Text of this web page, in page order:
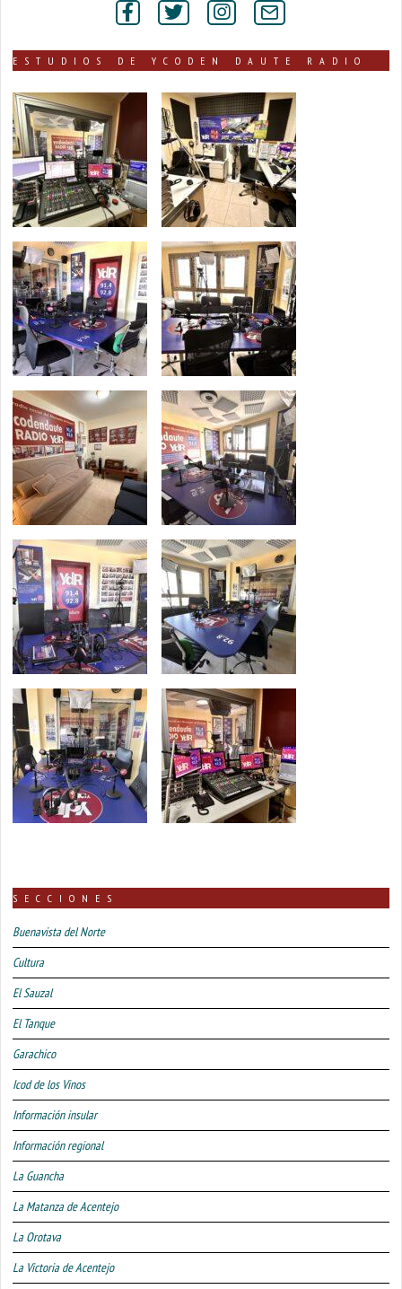
ESTUDIOS DE YCODEN DAUTE RADIO
SECCIONES
Buenavista del Norte
Cultura
El Sauzal
El Tanque
Garachico
Icod de los Vinos
Información insular
Información regional
La Guancha
La Matanza de Acentejo
La Orotava
La Victoria de Acentejo